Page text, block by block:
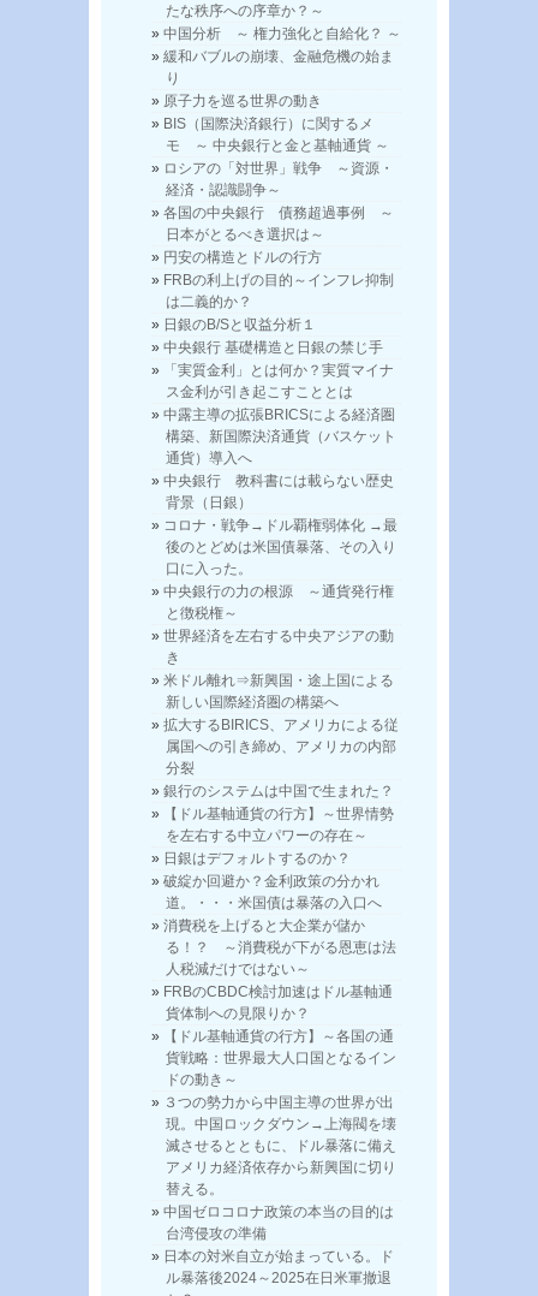
たな秩序への序章か？～
中国分析 ～ 権力強化と自給化？ ～
緩和バブルの崩壊、金融危機の始ま
り
原子力を巡る世界の動き
BIS（国際決済銀行）に関するメ
モ ～ 中央銀行と金と基軸通貨 ～
ロシアの「対世界」戦争 ～資源・
経済・認識闘争～
各国の中央銀行 債務超過事例 ～
日本がとるべき選択は～
円安の構造とドルの行方
FRBの利上げの目的～インフレ抑制
は二義的か？
日銀のB/Sと収益分析１
中央銀行 基礎構造と日銀の禁じ手
「実質金利」とは何か？実質マイナ
ス金利が引き起こすこととは
中露主導の拡張BRICSによる経済圏
構築、新国際決済通貨（バスケット
通貨）導入へ
中央銀行 教科書には載らない歴史
背景（日銀）
コロナ・戦争→ドル覇権弱体化 →最
後のとどめは米国債暴落、その入り
口に入った。
中央銀行の力の根源 ～通貨発行権
と徴税権～
世界経済を左右する中央アジアの動
き
米ドル離れ⇒新興国・途上国による
新しい国際経済圏の構築へ
拡大するBIRICS、アメリカによる従
属国への引き締め、アメリカの内部
分裂
銀行のシステムは中国で生まれた？
【ドル基軸通貨の行方】～世界情勢
を左右する中立パワーの存在～
日銀はデフォルトするのか？
破綻か回避か？金利政策の分かれ
道。・・・米国債は暴落の入口へ
消費税を上げると大企業が儲か
る！？ ～消費税が下がる恩恵は法
人税減だけではない～
FRBのCBDC検討加速はドル基軸通
貨体制への見限りか？
【ドル基軸通貨の行方】～各国の通
貨戦略：世界最大人口国となるイン
ドの動き～
３つの勢力から中国主導の世界が出
現。中国ロックダウン→上海閥を壊
滅させるとともに、ドル暴落に備え
アメリカ経済依存から新興国に切り
替える。
中国ゼロコロナ政策の本当の目的は
台湾侵攻の準備
日本の対米自立が始まっている。ド
ル暴落後2024～2025在日米軍撤退